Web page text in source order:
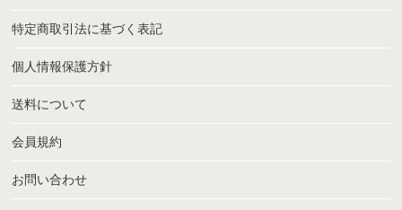
特定商取引法に基づく表記
個人情報保護方針
送料について
会員規約
お問い合わせ